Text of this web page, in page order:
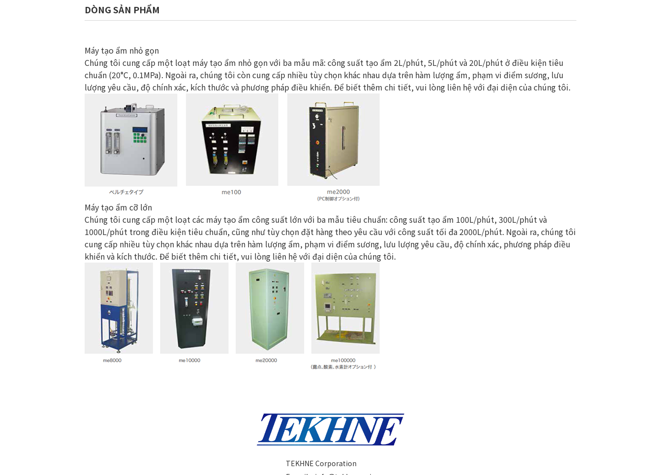
DÒNG SẢN PHẨM
Máy tạo ẩm nhỏ gọn
Chúng tôi cung cấp một loạt máy tạo ẩm nhỏ gọn với ba mẫu mã: công suất tạo ẩm 2L/phút, 5L/phút và 20L/phút ở điều kiện tiêu
chuẩn (20°C, 0.1MPa). Ngoài ra, chúng tôi còn cung cấp nhiều tùy chọn khác nhau dựa trên hàm lượng ẩm, phạm vi điểm sương, lưu
lượng yêu cầu, độ chính xác, kích thước và phương pháp điều khiển. Để biết thêm chi tiết, vui lòng liên hệ với đại diện của chúng tôi.
Máy tạo ẩm cỡ lớn
Chúng tôi cung cấp một loạt các máy tạo ẩm công suất lớn với ba mẫu tiêu chuẩn: công suất tạo ẩm 100L/phút, 300L/phút và
1000L/phút trong điều kiện tiêu chuẩn, cũng như tùy chọn đặt hàng theo yêu cầu với công suất tối đa 2000L/phút. Ngoài ra, chúng tôi
cung cấp nhiều tùy chọn khác nhau dựa trên hàm lượng ẩm, phạm vi điểm sương, lưu lượng yêu cầu, độ chính xác, phương pháp điều
khiển và kích thước. Để biết thêm chi tiết, vui lòng liên hệ với đại diện của chúng tôi.
TEKHNE Corporation